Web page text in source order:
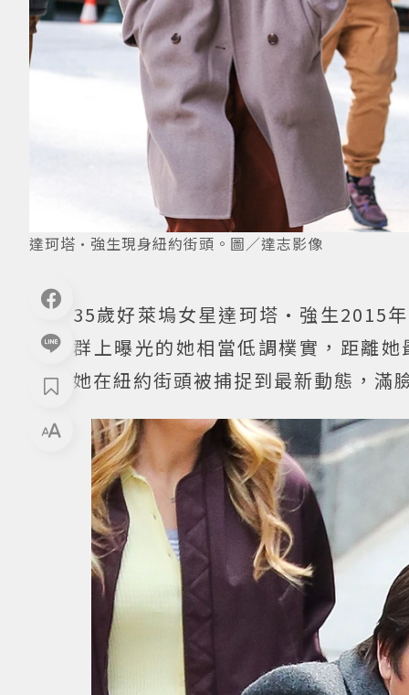
達珂塔·強生現身紐約街頭。圖／達志影像
35歲好萊塢女星達珂塔·強生2015
群上曝光的她相當低調樸實，距離
她在紐約街頭被捕捉到最新動態，滿